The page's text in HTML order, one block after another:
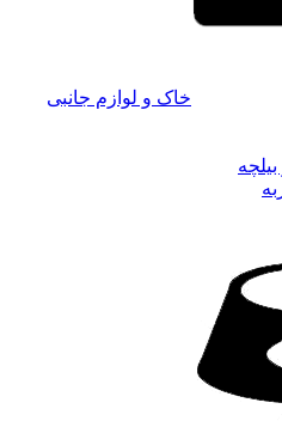
خاک و لوازم جانبی